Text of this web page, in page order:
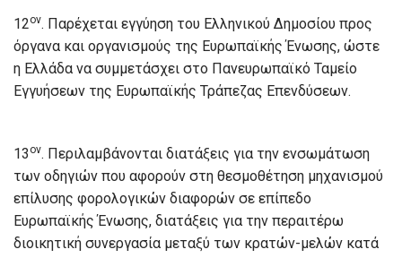
12ον. Παρέχεται εγγύηση του Ελληνικού Δημοσίου προς
όργανα και οργανισμούς της Ευρωπαϊκής Ένωσης, ώστε
η Ελλάδα να συμμετάσχει στο Πανευρωπαϊκό Ταμείο
Εγγυήσεων της Ευρωπαϊκής Τράπεζας Επενδύσεων.
13 ον. Περιλαμβάνονται διατάξεις για την ενσωμάτωση
των οδηγιών που αφορούν στη θεσμοθέτηση μηχανισμού
επίλυσης φορολογικών διαφορών σε επίπεδο
Ευρωπαϊκής Ένωσης, διατάξεις για την περαιτέρω
διοικητική συνεργασία μεταξύ των κρατών-μελών κατά